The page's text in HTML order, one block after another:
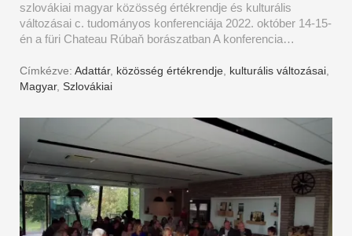
szlovákiai magyar közösség értékrendje és kulturális
változásai c. tudományos konferenciája 2022. október 14-15-
én a füri Chateau Rúbaň borászatban A konferencia…
Címkézve: Adattár, közösség értékrendje, kulturális változásai,
Magyar, Szlovákiai